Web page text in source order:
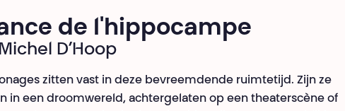
de l'hippocampe
D’Hoop
zitten vast in deze bevreemdende ruimtetijd. Zijn ze
in een droomwereld, achtergelaten op een theaterscène of